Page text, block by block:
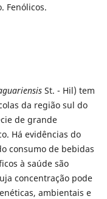
Fenólicos.
St. - Hil) tem
da região sul do
de grande
Há evidências do
consumo de bebidas
à saúde são
concentração pode
ambientais e